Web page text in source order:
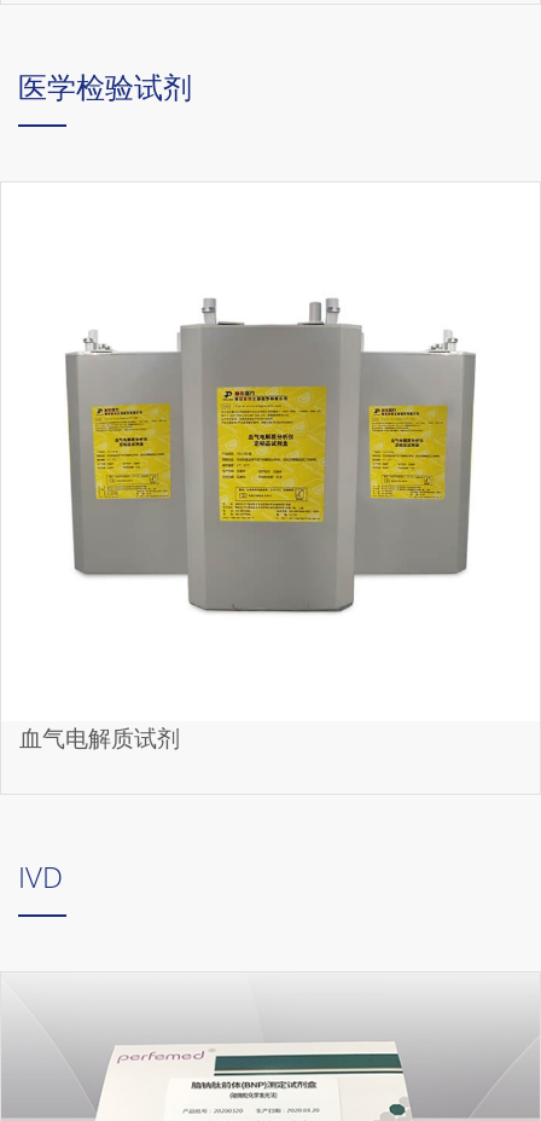
医学检验试剂
血气电解质试剂
IVD